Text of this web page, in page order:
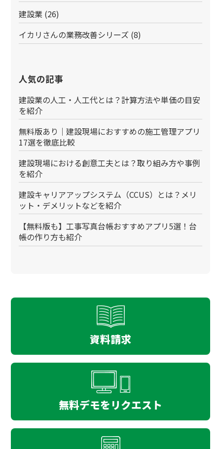
建設業 (26)
イカリさんの業務改善シリーズ (8)
人気の記事
建設業の人工・人工代とは？計算方法や単価の目安
を紹介
無料版あり｜建設現場におすすめの施工管理アプリ
17選を徹底比較
建設現場における創意工夫とは？取り組み方や事例
を紹介
建設キャリアアップシステム（CCUS）とは？メリ
ット・デメリットなどを紹介
【無料版も】工事写真台帳おすすめアプリ5選！台
帳の作り方も紹介
資料請求
無料デモをリクエスト